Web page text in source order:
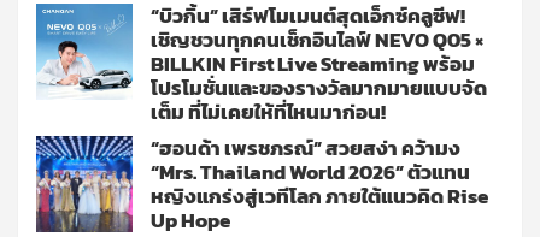
“บิวกิ้น” เสิร์ฟโมเมนต์สุดเอ็กซ์คลูซีฟ!
เชิญชวนทุกคนเช็กอินไลฟ์ NEVO Q05 ×
BILLKIN First Live Streaming พร้อม
โปรโมชั่นและของรางวัลมากมายแบบจัด
เต็ม ที่ไม่เคยให้ที่ไหนมาก่อน!
“ฮอนด้า เพรชภรณ์” สวยสง่า คว้ามง
“Mrs. Thailand World 2026” ตัวแทน
หญิงแกร่งสู่เวทีโลก ภายใต้แนวคิด Rise
Up Hope